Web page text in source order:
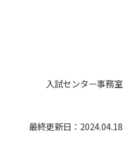
入試センター事務室
最終更新日：2024.04.18